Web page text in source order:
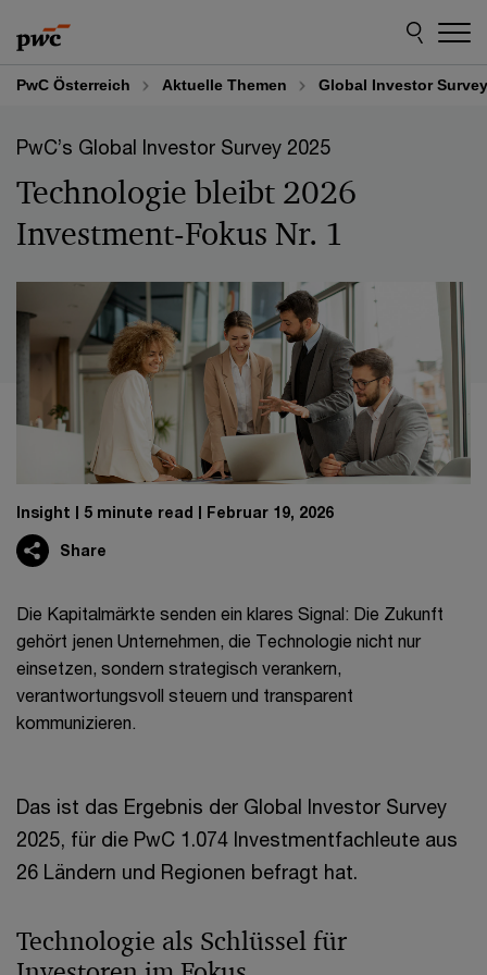
to
content
to
footer
PwC Österreich Aktuelle Themen Global Investor Survey
PwC’s Global Investor Survey 2025
Technologie bleibt 2026
Investment-Fokus Nr. 1
Insight 5 minute read Februar 19, 2026
Share
Die Kapitalmärkte senden ein klares Signal: Die Zukunft
gehört jenen Unternehmen, die Technologie nicht nur
einsetzen, sondern strategisch verankern,
verantwortungsvoll steuern und transparent
kommunizieren.
Das ist das Ergebnis der Global Investor Survey
2025, für die PwC 1.074 Investmentfachleute aus
26 Ländern und Regionen befragt hat.
Technologie als Schlüssel für